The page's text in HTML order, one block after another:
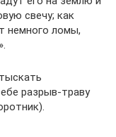
свечу; как
немного ломы,
разрыв-траву